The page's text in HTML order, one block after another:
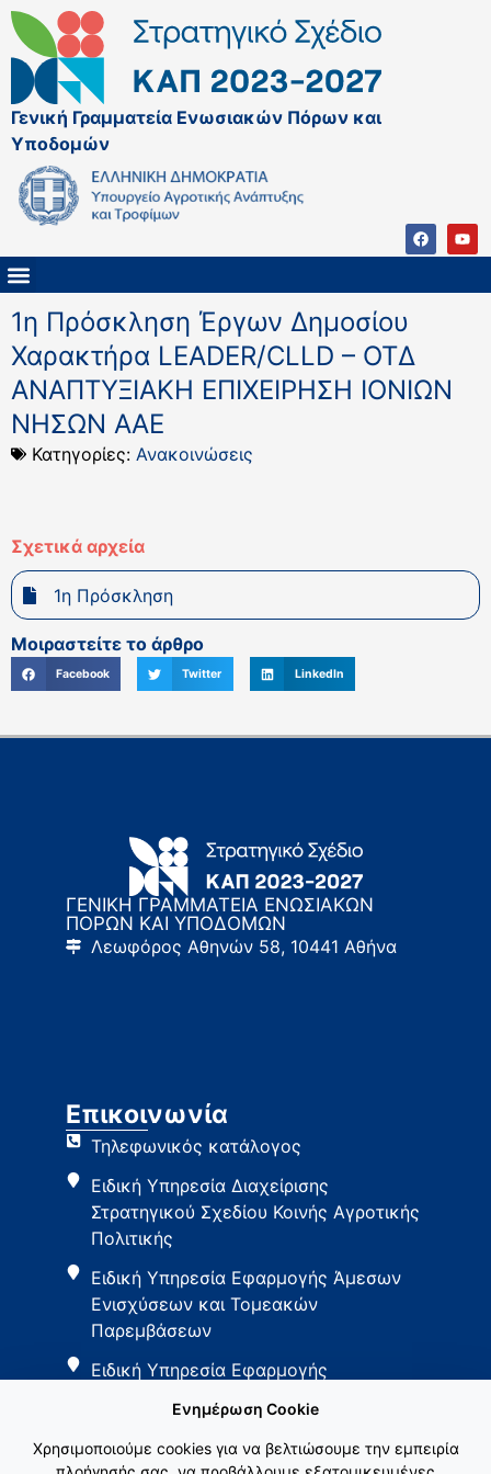
Γενική Γραμματεία Ενωσιακών Πόρων και
Υποδομών
1η Πρόσκληση Έργων Δημοσίου
Χαρακτήρα LEADER/CLLD – ΟΤΔ
ΑΝΑΠΤΥΞΙΑΚΗ ΕΠΙΧΕΙΡΗΣΗ ΙΟΝΙΩΝ
ΝΗΣΩΝ ΑΑΕ
Κατηγορίες: Ανακοινώσεις
Σχετικά αρχεία
1η Πρόσκληση
Μοιραστείτε το άρθρο
Facebook Twitter LinkedIn
ΓΕΝΙΚΗ ΓΡΑΜΜΑΤΕΙΑ ΕΝΩΣΙΑΚΩΝ
ΠΟΡΩΝ ΚΑΙ ΥΠΟΔΟΜΩΝ
Λεωφόρος Αθηνών 58, 10441 Αθήνα
Επικοινωνία
Τηλεφωνικός κατάλογος
Ειδική Υπηρεσία Διαχείρισης
Στρατηγικού Σχεδίου Κοινής Αγροτικής
Πολιτικής
Ειδική Υπηρεσία Εφαρμογής Άμεσων
Ενισχύσεων και Τομεακών
Παρεμβάσεων
Ειδική Υπηρεσία Εφαρμογής
Ενημέρωση Cookie
Χρησιμοποιούμε cookies για να βελτιώσουμε την εμπειρία